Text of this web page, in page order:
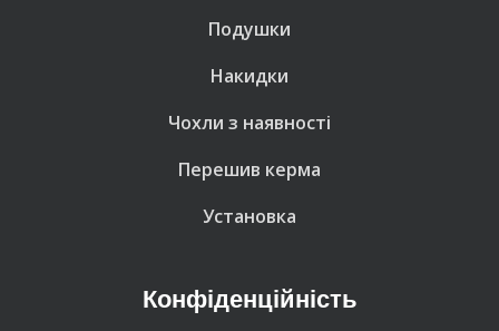
Подушки
Накидки
Чохли з наявності
Перешив керма
Установка
Конфіденційність